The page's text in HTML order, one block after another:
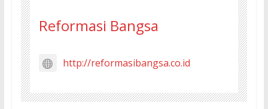
Reformasi Bangsa
http://reformasibangsa.co.id